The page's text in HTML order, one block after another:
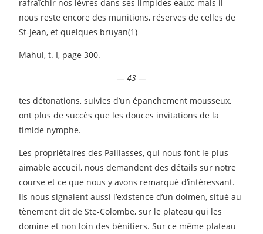
rafraîchir nos lèvres dans ses limpides eaux; mais il
nous reste encore des munitions, réserves de celles de
St-Jean, et quelques bruyan(1)
Mahul, t. I, page 300.
— 43 —
tes détonations, suivies d’un épanchement mousseux,
ont plus de succès que les douces invitations de la
timide nymphe.
Les propriétaires des Paillasses, qui nous font le plus
aimable accueil, nous demandent des détails sur notre
course et ce que nous y avons remarqué d’intéressant.
Ils nous signalent aussi l’existence d’un dolmen, situé au
tènement dit de Ste-Colombe, sur le plateau qui les
domine et non loin des bénitiers. Sur ce même plateau